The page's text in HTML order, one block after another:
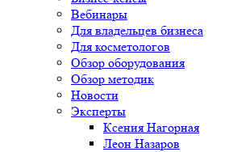
Вебинары
Для владельцев бизнеса
Для косметологов
Обзор оборудования
Обзор методик
Новости
Эксперты
Ксения Нагорная
Леон Назаров